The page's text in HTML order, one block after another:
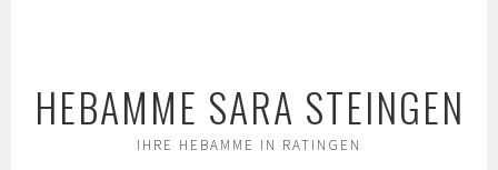
HEBAMME SARA STEINGEN
IHRE HEBAMME IN RATINGEN